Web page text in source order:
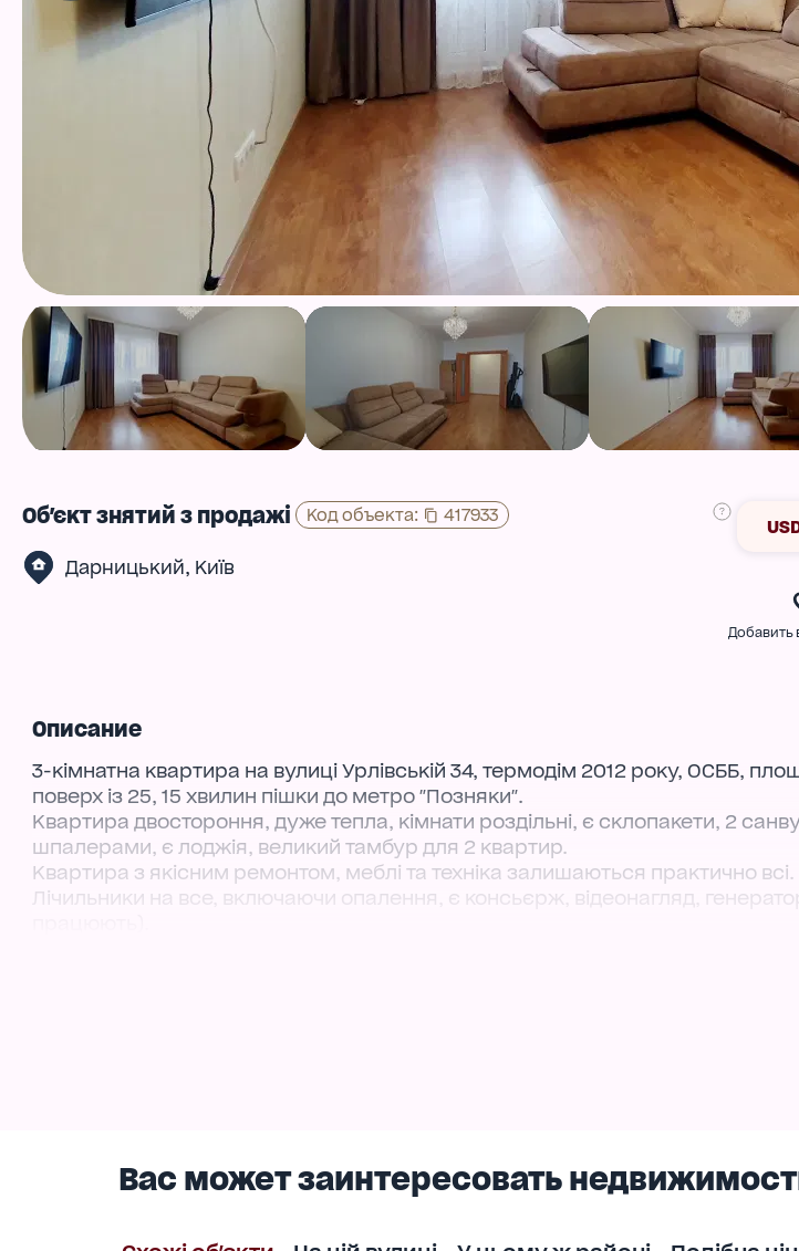
Об'єкт знятий з продажі Код объекта: 417933
Дарницький, Київ
Добавить
Описание
3-кімнатна квартира на вулиці Урлівській 34, термодім 2012 року, ОСББ,
поверх із 25, 15 хвилин пішки до метро "Позняки".
Квартира двостороння, дуже тепла, кімнати роздільні, є склопакети, 2
шпалерами, є лоджія, великий тамбур для 2 квартир.
Квартира з якісним ремонтом, меблі та техніка залишаються практично всі.
Лічильники на все, включаючи опалення, є консьєрж, відеонагляд,
садок, фітнес-клуб "Спортлайф" з басейном, банки, ресторани, кафе та
Вас может заинтересовать